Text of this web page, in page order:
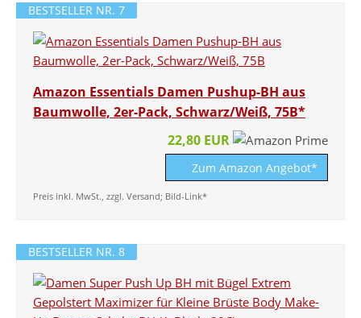
BESTSELLER NR. 7
Amazon Essentials Damen Pushup-BH aus
Baumwolle, 2er-Pack, Schwarz/Weiß, 75B*
22,80 EUR
Zum Amazon Angebot*
Preis inkl. MwSt., zzgl. Versand; Bild-Link*
BESTSELLER NR. 8